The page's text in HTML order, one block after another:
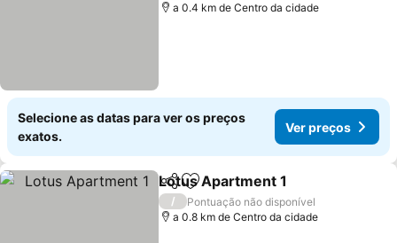
a 0.4 km de Centro da cidade
Selecione as datas para ver os preços
exatos.
Ver preços
PartilharAdicionar aos favoritos
Lotus Apartment 1
/
Pontuação não disponível
a 0.8 km de Centro da cidade